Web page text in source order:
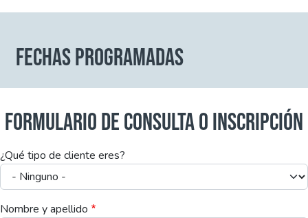
FECHAS PROGRAMADAS
FORMULARIO DE CONSULTA O INSCRIPCIÓN
¿Qué tipo de cliente eres?
Nombre y apellido